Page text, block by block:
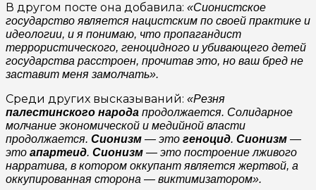
В другом посте она добавила: «Сионистское
государство является нацистским по своей практике и
идеологии, и я понимаю, что пропагандист
террористического, геноцидного и убивающего детей
государства расстроен, прочитав это, но ваш бред не
заставит меня замолчать».
Среди других высказываний: «Резня
палестинского народа продолжается. Солидарное
молчание экономической и медийной власти
продолжается. Сионизм — это геноцид. Сионизм —
это апартеид. Сионизм — это построение лживого
нарратива, в котором оккупант является жертвой, а
оккупированная сторона — виктимизатором».